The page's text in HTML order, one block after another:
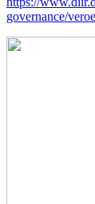
governance/